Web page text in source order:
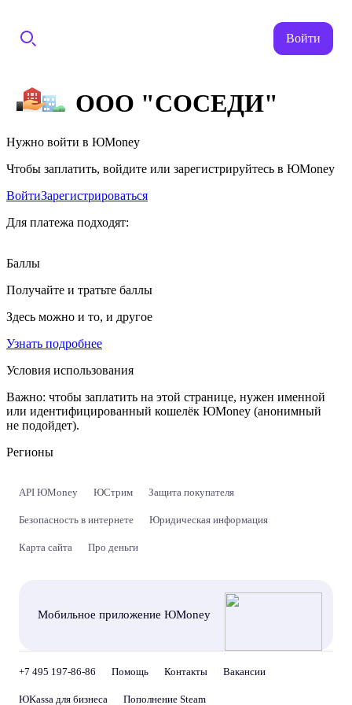
Войти
ООО "СОСЕДИ"
Нужно войти в ЮMoney
Чтобы заплатить, войдите или зарегистрируйтесь в ЮMoney
ВойтиЗарегистрироваться
Для платежа подходят:
Баллы
Получайте и тратьте баллы
Здесь можно и то, и другое
Узнать подробнее
Условия использования
Важно: чтобы заплатить на этой странице, нужен именной
или идентифицированный кошелёк ЮMoney (анонимный
не подойдет).
Регионы
API ЮMoney ЮСтрим Защита покупателя
Безопасность в интернете Юридическая информация
Карта сайта Про деньги
Мобильное приложение ЮMoney
+7 495 197-86-86 Помощь Контакты Вакансии
ЮKassa для бизнеса Пополнение Steam